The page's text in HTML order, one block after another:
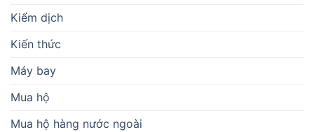
Kiểm dịch
Kiến thức
Máy bay
Mua hộ
Mua hộ hàng nước ngoài